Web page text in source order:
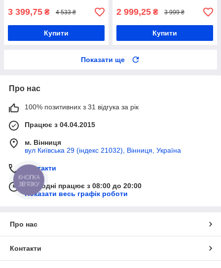
3 399,75 ₴ 4 533 ₴
Купити
2 999,25 ₴ 3 999 ₴
Купити
Показати ще
Про нас
100% позитивних з 31 відгука за рік
Працює з 04.04.2015
м. Вінниця
вул Київська 29 (індекс 21032), Вінниця, Україна
Контакти
Сьогодні працює з 08:00 до 20:00
Показати весь графік роботи
Про нас
Контакти
КНОПКА
ЗВ'ЯЗКУ